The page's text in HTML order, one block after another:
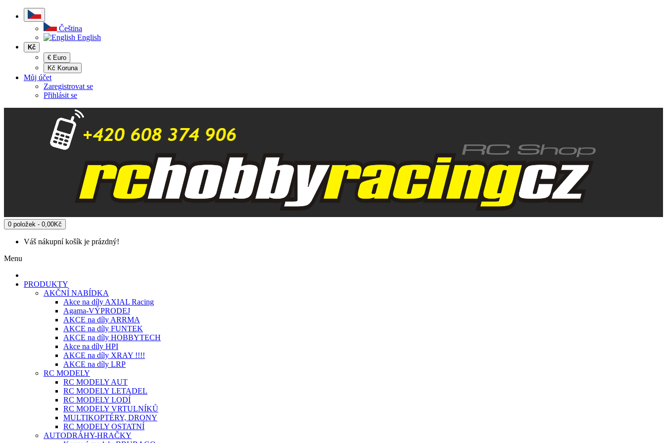
Čeština
English
Kč
€ Euro
Kč Koruna
Můj účet
Zaregistrovat se
Přihlásit se
0 položek - 0,00Kč
Váš nákupní košík je prázdný!
Menu
PRODUKTY
AKČNÍ NABÍDKA
Akce na díly AXIAL Racing
Agama-VÝPRODEJ
AKCE na díly ARRMA
AKCE na díly FUNTEK
AKCE na díly HOBBYTECH
Akce na díly HPI
AKCE na díly XRAY !!!!
AKCE na díly LRP
RC MODELY
RC MODELY AUT
RC MODELY LETADEL
RC MODELY LODÍ
RC MODELY VRTULNÍKŮ
MULTIKOPTÉRY, DRONY
RC MODELY OSTATNÍ
AUTODRÁHY-HRAČKY